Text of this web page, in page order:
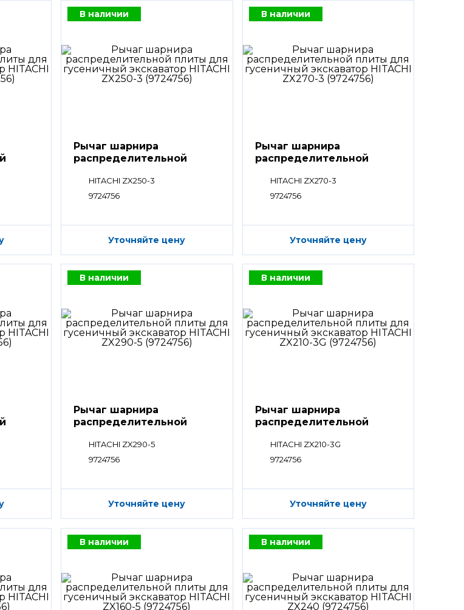
В наличии
Рычаг шарнира
распределительной
HITACHI ZX250-3
9724756
Уточняйте цену
В наличии
Рычаг шарнира
распределительной
HITACHI ZX270-3
9724756
Уточняйте цену
В наличии
Рычаг шарнира
распределительной
HITACHI ZX290-5
9724756
Уточняйте цену
В наличии
Рычаг шарнира
распределительной
HITACHI ZX210-3G
9724756
Уточняйте цену
В наличии В наличии